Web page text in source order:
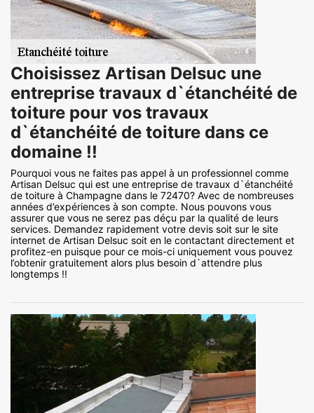
Choisissez Artisan Delsuc une
entreprise travaux d`étanchéité de
toiture pour vos travaux
d`étanchéité de toiture dans ce
domaine !!
Pourquoi vous ne faites pas appel à un professionnel comme
Artisan Delsuc qui est une entreprise de travaux d`étanchéité
de toiture à Champagne dans le 72470? Avec de nombreuses
années d’expériences à son compte. Nous pouvons vous
assurer que vous ne serez pas déçu par la qualité de leurs
services. Demandez rapidement votre devis soit sur le site
internet de Artisan Delsuc soit en le contactant directement et
profitez-en puisque pour ce mois-ci uniquement vous pouvez
l’obtenir gratuitement alors plus besoin d`attendre plus
longtemps !!